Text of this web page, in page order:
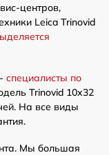
центров,
Leica Trinovid
специалисты по
Trinovid 10x32
На все виды
Мы большая